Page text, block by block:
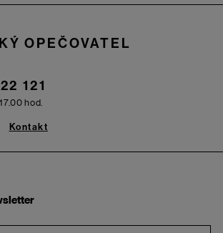
OPEČOVATEL
121
hod.
Kontakt